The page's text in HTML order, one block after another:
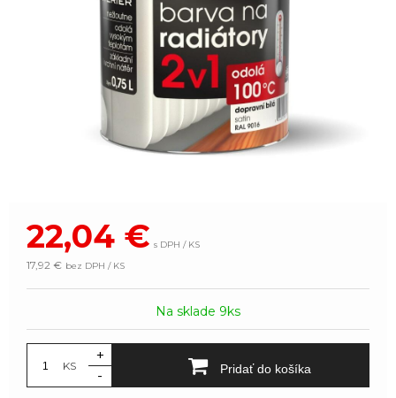
22,04 € s DPH / KS
17,92 € bez DPH / KS
Na sklade 9ks
KS
+
-
Pridať do košíka